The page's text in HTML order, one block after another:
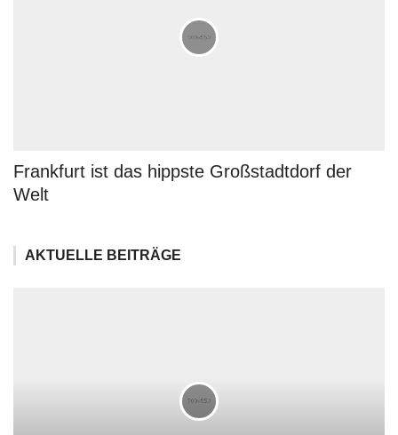
Frankfurt ist das hippste Großstadtdorf der
Welt
AKTUELLE BEITRÄGE